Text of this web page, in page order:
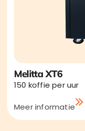
Melitta XT6
150 koffie per uur
Meer informatie